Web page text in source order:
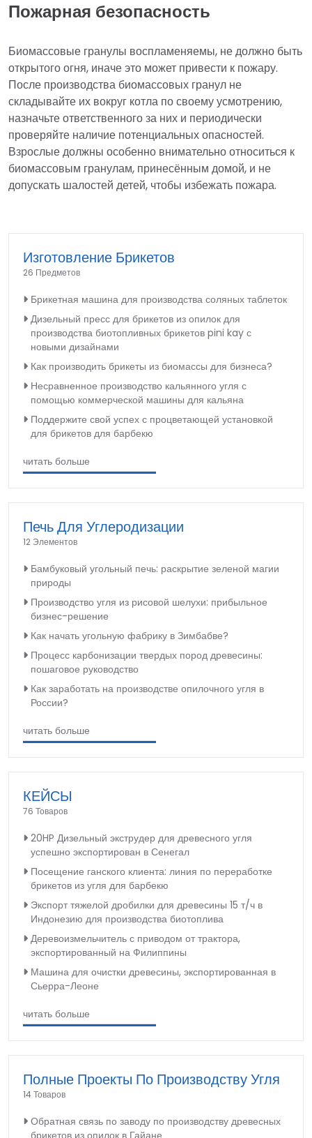
Пожарная безопасность
Биомассовые гранулы воспламеняемы, не должно быть
открытого огня, иначе это может привести к пожару.
После производства биомассовых гранул не
складывайте их вокруг котла по своему усмотрению,
назначьте ответственного за них и периодически
проверяйте наличие потенциальных опасностей.
Взрослые должны особенно внимательно относиться к
биомассовым гранулам, принесённым домой, и не
допускать шалостей детей, чтобы избежать пожара.
Изготовление Брикетов
26 Предметов
Брикетная машина для производства соляных таблеток
Дизельный пресс для брикетов из опилок для
производства биотопливных брикетов pini kay с
новыми дизайнами
Как производить брикеты из биомассы для бизнеса?
Несравненное производство кальянного угля с
помощью коммерческой машины для кальяна
Поддержите свой успех с процветающей установкой
для брикетов для барбекю
читать больше
Печь Для Углеродизации
12 Элементов
Бамбуковый угольный печь: раскрытие зеленой магии
природы
Производство угля из рисовой шелухи: прибыльное
бизнес-решение
Как начать угольную фабрику в Зимбабве?
Процесс карбонизации твердых пород древесины:
пошаговое руководство
Как заработать на производстве опилочного угля в
России?
читать больше
КЕЙСЫ
76 Товаров
20HP Дизельный экструдер для древесного угля
успешно экспортирован в Сенегал
Посещение ганского клиента: линия по переработке
брикетов из угля для барбекю
Экспорт тяжелой дробилки для древесины 15 т/ч в
Индонезию для производства биотоплива
Деревоизмельчитель с приводом от трактора,
экспортированный на Филиппины
Машина для очистки древесины, экспортированная в
Сьерра-Леоне
читать больше
Полные Проекты По Производству Угля
14 Товаров
Обратная связь по заводу по производству древесных